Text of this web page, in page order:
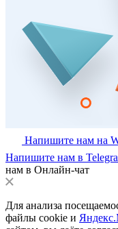
Напишите нам на
Напишите нам в
нам в Онлайн-чат
Для анализа
файлы cookie и